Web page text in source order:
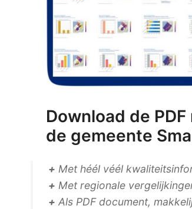
Download de
de gemeente
+ Met héél véél
+ Met regionale
+ Als PDF document,